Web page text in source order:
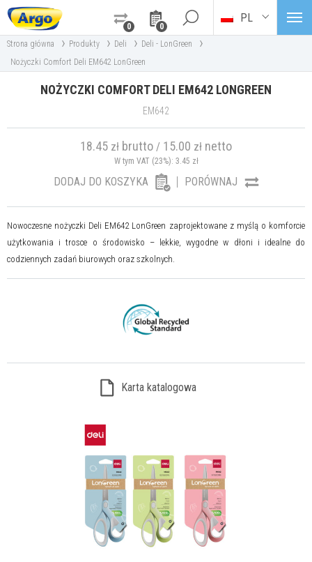
0
0
PL
Strona główna › Produkty › Deli › Deli - LonGreen ›
Nożyczki Comfort Deli EM642 LonGreen
NOŻYCZKI COMFORT DELI EM642 LONGREEN
EM642
18.45 zł brutto / 15.00 zł netto
W tym VAT (23%): 3.45 zł
DODAJ DO KOSZYKA PORÓWNAJ
Nowoczesne nożyczki Deli EM642 LonGreen zaprojektowane z myślą o komforcie
użytkowania i trosce o środowisko – lekkie, wygodne w dłoni i idealne do
codziennych zadań biurowych oraz szkolnych.
Karta katalogowa